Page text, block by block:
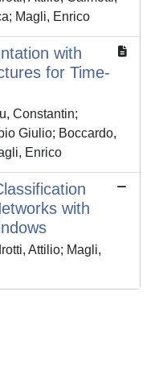
Magli, Enrico
with
for Time-
Constantin;
Giulio; Boccardo,
Enrico
with
Attilio; Magli,